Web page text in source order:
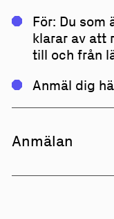
För: Du som
klarar av att
till och från
Anmäl dig
Anmälan